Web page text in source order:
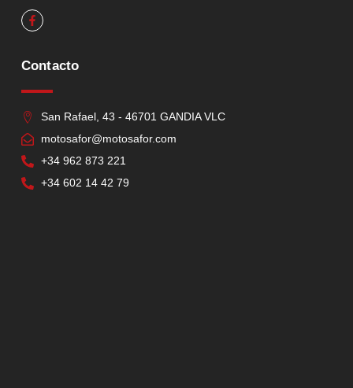
Contacto
San Rafael, 43 - 46701 GANDIA VLC
motosafor@motosafor.com
+34 962 873 221
+34 602 14 42 79